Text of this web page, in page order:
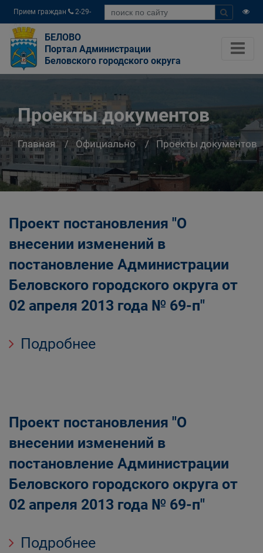
Прием граждан
2-29-
04
БЕЛОВО
Портал Администрации
Беловского городского округа
Проекты документов
Главная Официально Проекты документов
Проект постановления "О
внесении изменений в
постановление Администрации
Беловского городского округа от
02 апреля 2013 года № 69-п"
Подробнее
Проект постановления "О
внесении изменений в
постановление Администрации
Беловского городского округа от
02 апреля 2013 года № 69-п"
Подробнее